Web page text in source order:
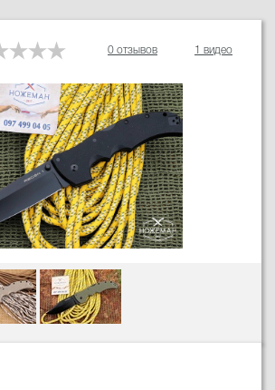
0 отзывов 1 видео